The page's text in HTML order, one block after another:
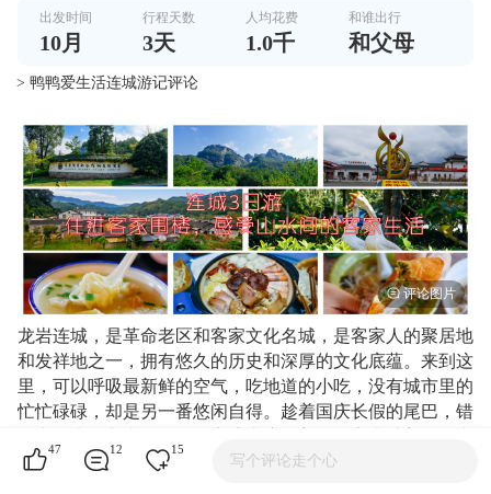
出发时间
10月
行程天数
3天
人均花费
1.0千
和谁出行
和父母
> 鸭鸭爱生活连城游记评论
龙岩连城，是革命老区和客家文化名城，是客家人的聚居地
和发祥地之一，拥有悠久的历史和深厚的文化底蕴。来到这
里，可以呼吸最新鲜的空气，吃地道的小吃，没有城市里的
忙忙碌碌，却是另一番悠闲自得。趁着国庆长假的尾巴，错
的很舒服。
47 12 15
写个评论走个心